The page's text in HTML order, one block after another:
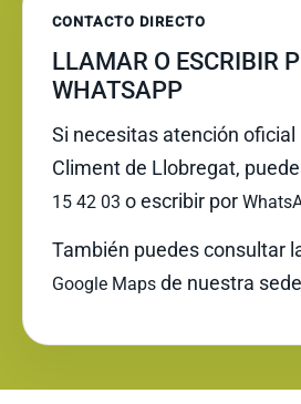
CONTACTO DIRECTO
LLAMAR O ESCRIBIR
WHATSAPP
Si necesitas atención oficial
Climent de Llobregat,
15 42 03 o escribir por
También puedes consultar
Google Maps de nuestra